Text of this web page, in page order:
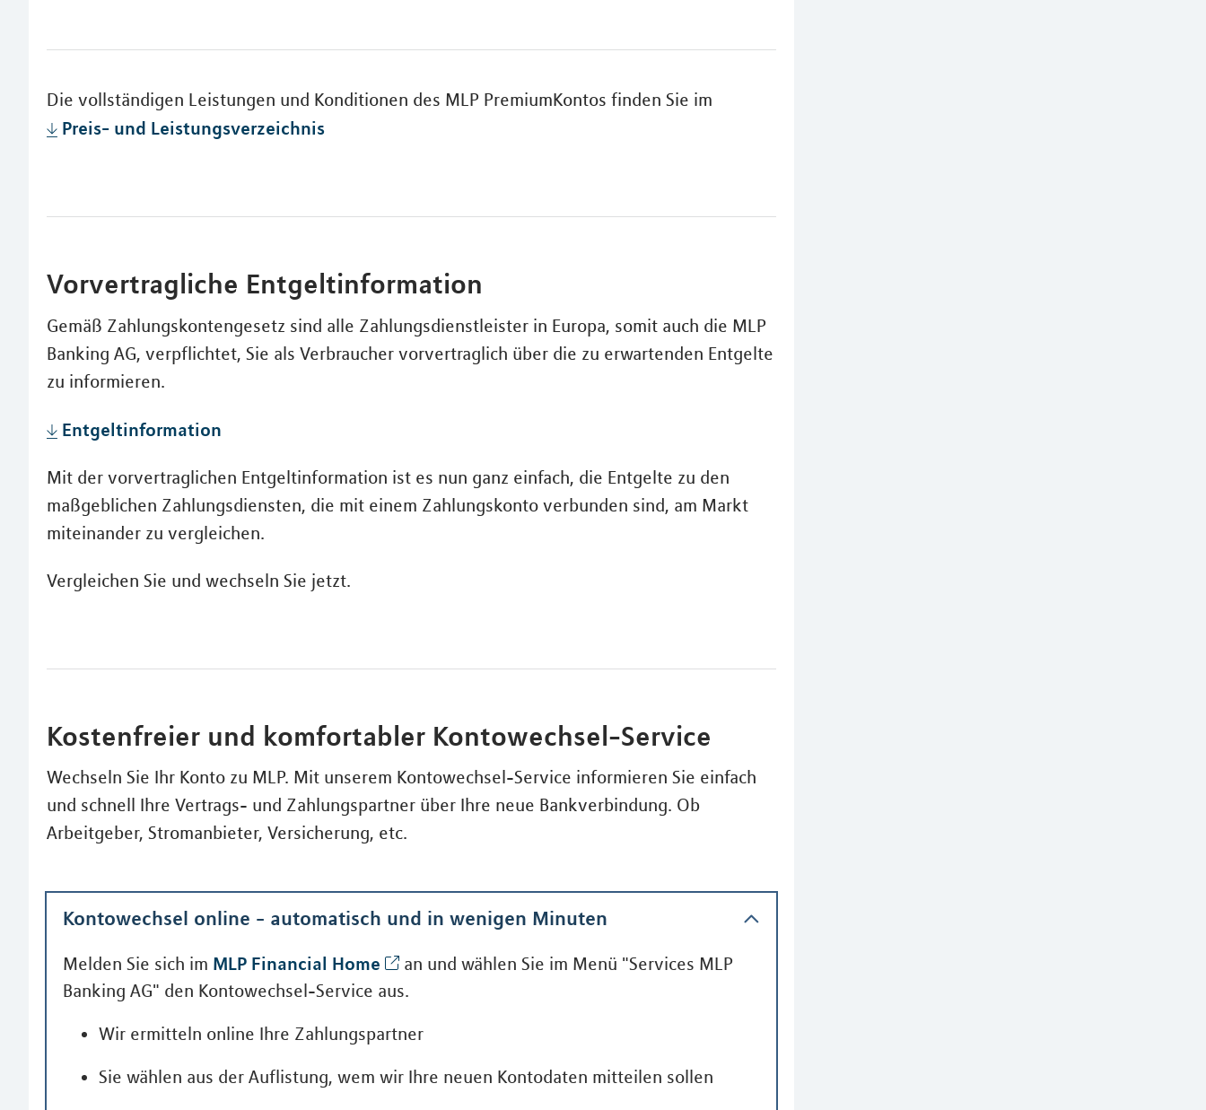
Die vollständigen Leistungen und Konditionen des MLP PremiumKontos finden Sie im
Preis- und Leistungsverzeichnis
Vorvertragliche Entgeltinformation
Gemäß Zahlungskontengesetz sind alle Zahlungsdienstleister in Europa, somit auch die MLP
Banking AG, verpflichtet, Sie als Verbraucher vorvertraglich über die zu erwartenden Entgelte
zu informieren.
Entgeltinformation
Mit der vorvertraglichen Entgeltinformation ist es nun ganz einfach, die Entgelte zu den
maßgeblichen Zahlungsdiensten, die mit einem Zahlungskonto verbunden sind, am Markt
miteinander zu vergleichen.
Vergleichen Sie und wechseln Sie jetzt.
Kostenfreier und komfortabler Kontowechsel-Service
Wechseln Sie Ihr Konto zu MLP. Mit unserem Kontowechsel-Service informieren Sie einfach
und schnell Ihre Vertrags- und Zahlungspartner über Ihre neue Bankverbindung. Ob
Arbeitgeber, Stromanbieter, Versicherung, etc.
Kontowechsel online - automatisch und in wenigen Minuten
Melden Sie sich im MLP Financial Home
an und wählen Sie im Menü "Services MLP
Banking AG" den Kontowechsel-Service aus.
Wir ermitteln online Ihre Zahlungspartner
Sie wählen aus der Auflistung, wem wir Ihre neuen Kontodaten mitteilen sollen